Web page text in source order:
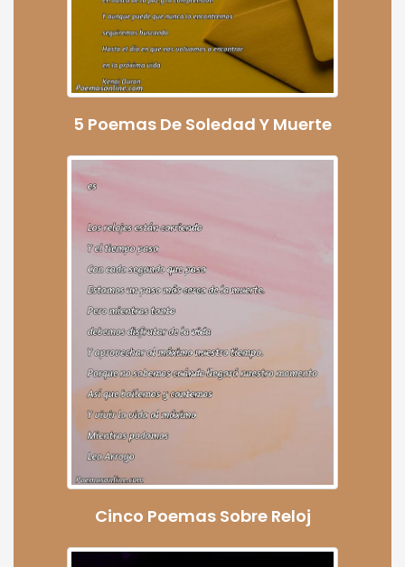
5 Poemas De Soledad Y Muerte
Cinco Poemas Sobre Reloj